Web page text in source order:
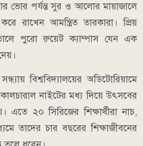
ভোর পর্যন্ত সুর ও আলোর মায়াজালে
রাখেন আমন্ত্রিত তারকারা। প্রিয়
পুরো রুয়েট ক্যাম্পাস যেন এক
বিশ্ববিদ্যালয়ের অডিটোরিয়ামে
কালচারাল নাইটের মধ্য দিয়ে উৎসবের
এতে ২০ সিরিজের শিক্ষার্থীরা নাচ,
তাদের চার বছরের শিক্ষাজীবনের